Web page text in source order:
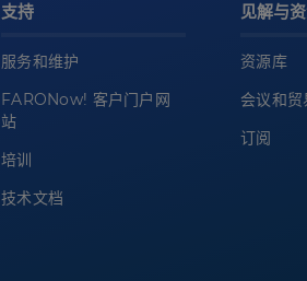
支持
服务和维护
FARONow! 客户门户网
站
培训
技术文档
见解与
资源库
会议和贸
订阅